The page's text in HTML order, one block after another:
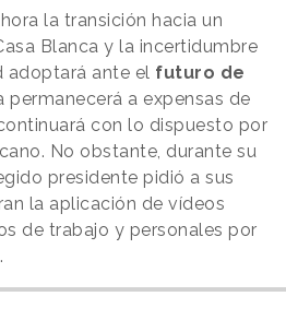
la transición hacia un
Blanca y la incertidumbre
adoptará ante el futuro de
permanecerá a expensas de
con lo dispuesto por
No obstante, durante su
presidente pidió a sus
la aplicación de vídeos
de trabajo y personales por